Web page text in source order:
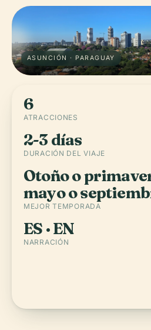
ASUNCIÓN · PARAGUAY
6
ATRACCIONES
2-3 días
DURACIÓN DEL VIAJE
Otoño o
mayo o
MEJOR TEMPORADA
ES · EN
NARRACIÓN